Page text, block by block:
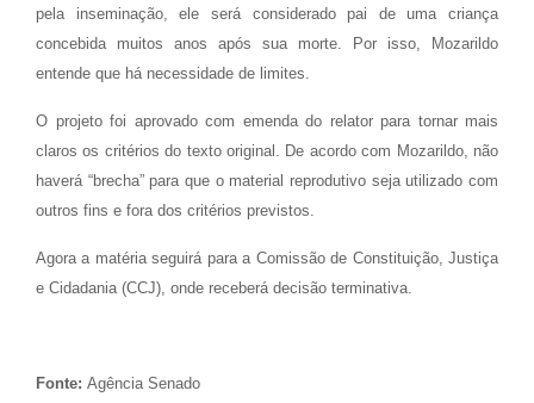
pela inseminação, ele será considerado pai de uma criança
concebida muitos anos após sua morte. Por isso, Mozarildo
entende que há necessidade de limites.
O projeto foi aprovado com emenda do relator para tornar mais
claros os critérios do texto original. De acordo com Mozarildo, não
haverá “brecha” para que o material reprodutivo seja utilizado com
outros fins e fora dos critérios previstos.
Agora a matéria seguirá para a Comissão de Constituição, Justiça
e Cidadania (CCJ), onde receberá decisão terminativa.
Fonte: Agência Senado